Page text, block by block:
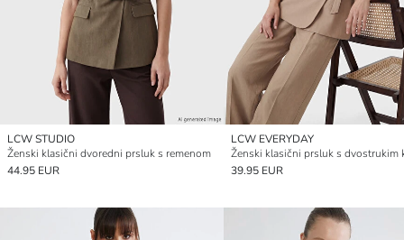
LCW STUDIO
Ženski klasični dvoredni prsluk s remenom
44.95 EUR
LCW EVERYDAY
39.95 EUR